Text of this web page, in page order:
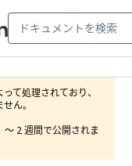
て処理されており、
ん。
2 週間で公開されま